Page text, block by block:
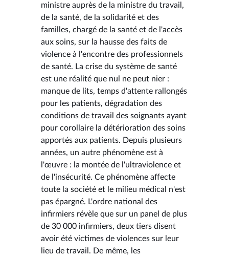
ministre auprès de la ministre du travail,
de la santé, de la solidarité et des
familles, chargé de la santé et de l'accès
aux soins, sur la hausse des faits de
violence à l'encontre des professionnels
de santé. La crise du système de santé
est une réalité que nul ne peut nier :
manque de lits, temps d'attente rallongés
pour les patients, dégradation des
conditions de travail des soignants ayant
pour corollaire la détérioration des soins
apportés aux patients. Depuis plusieurs
années, un autre phénomène est à
l'œuvre : la montée de l'ultraviolence et
de l'insécurité. Ce phénomène affecte
toute la société et le milieu médical n'est
pas épargné. L'ordre national des
infirmiers révèle que sur un panel de plus
de 30 000 infirmiers, deux tiers disent
avoir été victimes de violences sur leur
lieu de travail. De même, les